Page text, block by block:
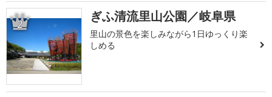
2 ぎふ清流里山公園／岐阜県
里山の景色を楽しみながら1日ゆっくり楽
しめる